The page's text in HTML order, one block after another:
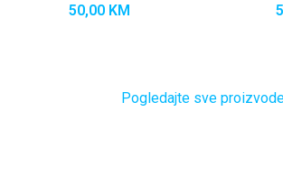
50,00 KM
Pogledajte sve